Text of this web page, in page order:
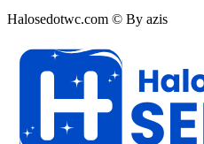
Halosedotwc.com © By azis